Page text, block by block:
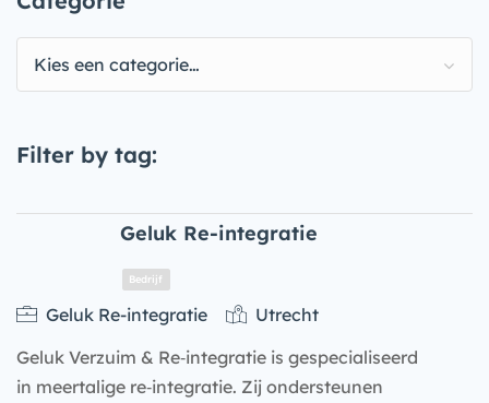
Kies een categorie…
Filter by tag:
Geluk Re-integratie
Geluk Re-integratie
Utrecht
Geluk Verzuim & Re‑integratie is gespecialiseerd
in meertalige re‑integratie. Zij ondersteunen